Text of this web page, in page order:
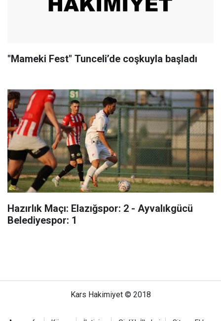
"Mameki Fest" Tunceli’de coşkuyla başladı
Hazırlık Maçı: Elazığspor: 2 - Ayvalıkgücü
Belediyespor: 1
Kars Hakimiyet © 2018